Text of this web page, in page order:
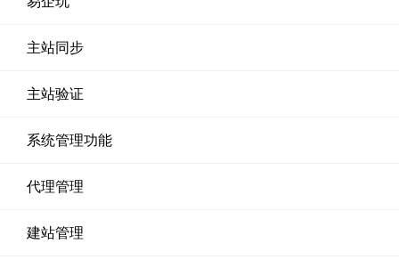
主站同步
主站验证
系统管理功能
代理管理
建站管理